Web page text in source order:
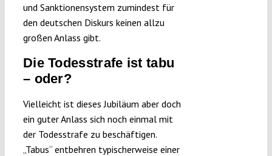
und Sanktionensystem zumindest für
den deutschen Diskurs keinen allzu
großen Anlass gibt.
Die Todesstrafe ist tabu
– oder?
Vielleicht ist dieses Jubiläum aber doch
ein guter Anlass sich noch einmal mit
der Todesstrafe zu beschäftigen.
„Tabus“ entbehren typischerweise einer